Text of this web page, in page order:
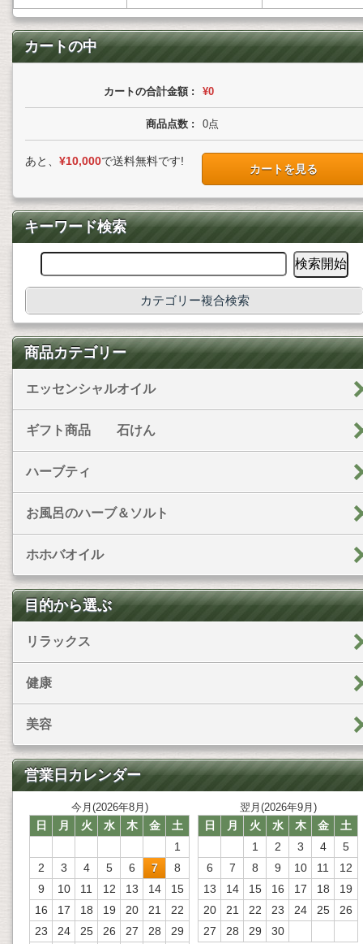
カートの中
カートの合計金額 : ¥0
商品点数 : 0点
あと、 ¥10,000で送料無料です!
カートを見る
キーワード検索
カテゴリー複合検索
商品カテゴリー
エッセンシャルオイル
ギフト商品 石けん
ハーブティ
お風呂のハーブ＆ソルト
ホホバオイル
目的から選ぶ
リラックス
健康
美容
営業日カレンダー
今月(2026年8月)
日 月 火 水 木 金
土
1
2
3 4 5 6 7
8
9
10 11 12 13 14
15
16
17 18 19 20 21
22
23
24 25 26 27 28
29
翌月(2026年9月)
日 月 火 水 木 金
土
1
2 3 4
5
6
7 8 9 10 11
12
13
14 15 16 17 18
19
20
21 22 23 24 25
26
27
28 29 30